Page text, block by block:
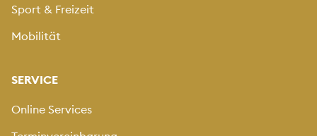
Sport & Freizeit
Mobilität
SERVICE
Online Services